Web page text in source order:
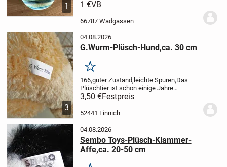
1
Geld geht in die Spardose meines
Haushalt.
Versand möglich
1 €VB
66787 Wadgassen
3
04.08.2026
G.Wurm-Plüsch-Hund,ca. 30 cm
Merken
166,guter Zustand,leichte Spuren,Das
Plüschtier ist schon einige Jahre
alt,Versand oder Abholung möglich
3,50 €Festpreis
52441 Linnich
04.08.2026
Sembo Toys-Plüsch-Klammer-
Affe,ca. 20-50 cm